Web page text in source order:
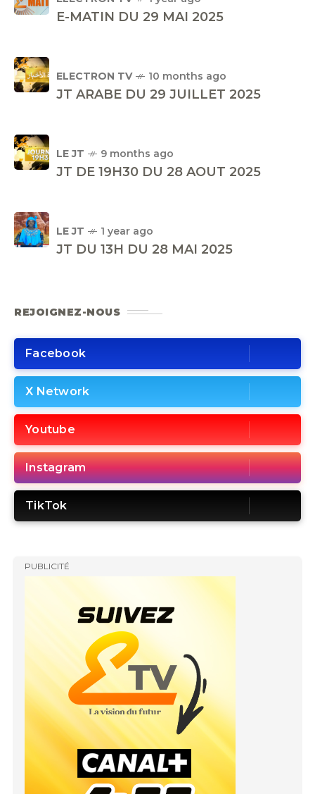
E-MATIN DU 29 MAI 2025
ELECTRON TV 10 months ago
JT ARABE DU 29 JUILLET 2025
LE JT 9 months ago
JT DE 19H30 DU 28 AOUT 2025
LE JT 1 year ago
JT DU 13H DU 28 MAI 2025
REJOIGNEZ-NOUS
Facebook
X Network
Youtube
Instagram
TikTok
PUBLICITÉ